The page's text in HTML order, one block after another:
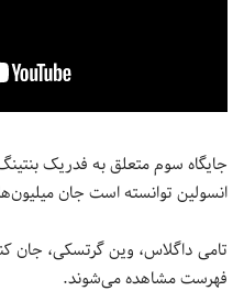
جایگاه سوم متعلق به فدریک
انسولین توانسته است جان
تامی داگلاس، وین گرتسکی، جان
فهرست مشاهده می‌شوند.